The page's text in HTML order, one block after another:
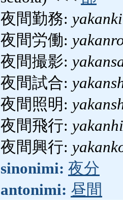
夜間勤務:
夜間労働:
夜間撮影:
夜間試合:
夜間照明:
夜間飛行:
夜間興行:
sinonimi: 夜分
antonimi: 昼間